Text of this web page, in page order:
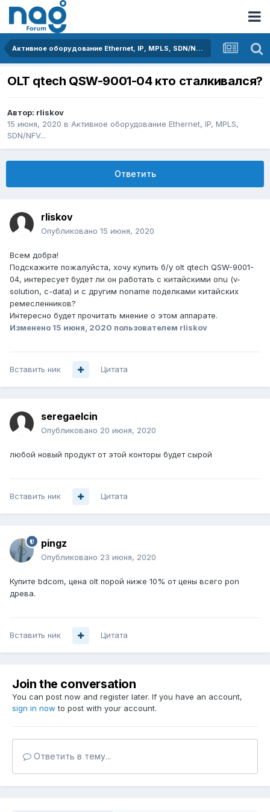
Активное оборудование Ethernet, IP, MPLS, SDN/NFV...
OLT qtech QSW-9001-04 кто сталкивался?
Автор: rliskov
15 июня, 2020 в Активное оборудование Ethernet, IP, MPLS,
SDN/NFV...
Ответить
rliskov
Опубликовано 15 июня, 2020
Всем добра!
Подскажите пожалуйста, хочу купить б/у olt qtech QSW-9001-
04, интересует будет ли он работать с китайскими onu (v-
solution, c-data) и с другим noname поделками китайских
ремесленников?
Интересно будет прочитать мнение о этом аппарате.
Изменено 15 июня, 2020 пользователем rliskov
Вставить ник Цитата
seregaelcin
Опубликовано 20 июня, 2020
любой новый продукт от этой конторы будет сырой
Вставить ник Цитата
pingz
Опубликовано 23 июня, 2020
Купите bdcom, цена olt порой ниже 10% от цены всего pon
древа.
Вставить ник Цитата
Join the conversation
You can post now and register later. If you have an account,
sign in now to post with your account.
Ответить в тему...